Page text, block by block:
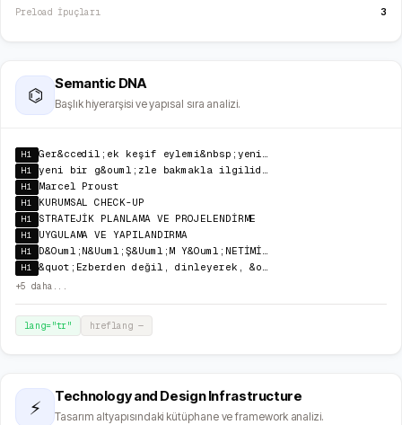
Preload İpuçları 3
⌬
Semantic DNA
Başlık hiyerarşisi ve yapısal sıra analizi.
H1 Ger&ccedil;ek keşif eylemi&nbsp;yeni topraklar bulmakla değil,
H1 yeni bir g&ouml;zle bakmakla ilgilidir.
H1 Marcel Proust
H1 KURUMSAL CHECK-UP
H1 STRATEJİK PLANLAMA VE PROJELENDİRME
H1 UYGULAMA VE YAPILANDIRMA
H1 D&Ouml;N&Uuml;Ş&Uuml;M Y&Ouml;NETİMİ&nbsp;VE S&Uuml;RD&Uuml;R&Uuml;LEBİLİRLİK
H1 &quot;Ezberden değil, dinleyerek, &ouml;ğrenerek, anlayıp anlamlandırarak danışmanlık...&quot;
+5 daha...
lang="tr" hreflang —
⚡
Technology and Design Infrastructure
Tasarım altyapısındaki kütüphane ve framework analizi.